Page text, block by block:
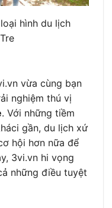
hình du lịch
vừa cùng bạn
nghiệm thú vị
. Với những tiềm
gần, du lịch xứ
hội hơn nữa để
3vi.vn hi vọng
những điều tuyệt